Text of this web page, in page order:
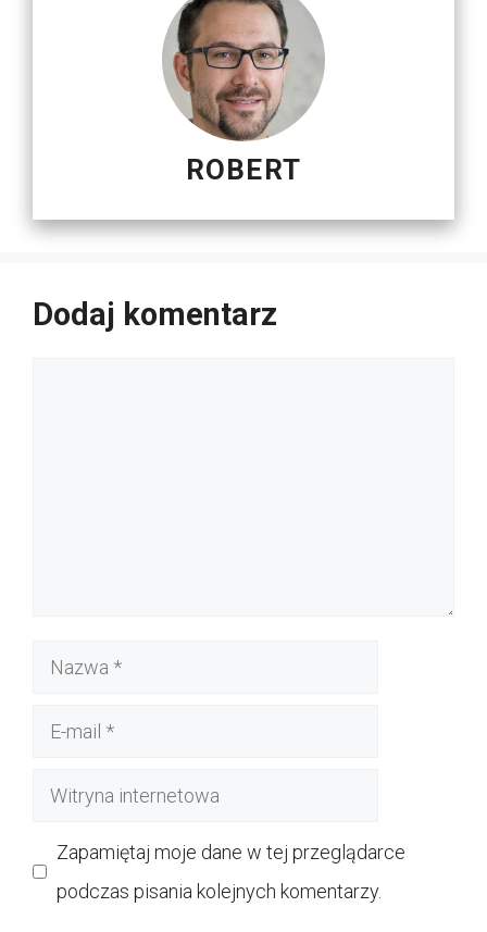
ROBERT
Dodaj komentarz
Nazwa
Witryna
Zapamiętaj moje dane w tej przeglądarce
podczas pisania kolejnych komentarzy.